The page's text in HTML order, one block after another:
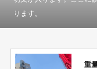
ります。
重